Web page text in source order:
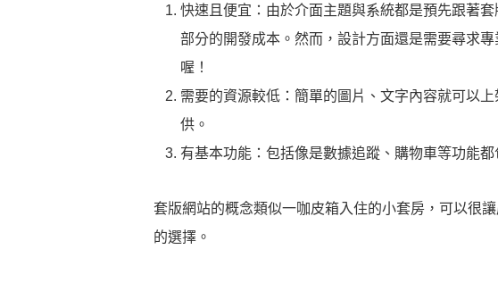
快速且便宜：由於介面主題與系統都是預先跟著
部分的開發成本。然而，設計方面還是需要尋求專
喔！
需要的資源較低：簡單的圖片、文字內容就可以
供。
有基本功能：包括像是數據追蹤、購物車等功能都
套版網站的概念類似一咖皮箱入住的小套房，可以很
的選擇。